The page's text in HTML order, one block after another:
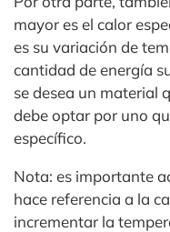
mayor es el calor
es su variación de
cantidad de energía
se desea un material
debe optar por uno
específico.
Nota: es importante
hace referencia a la
incrementar la